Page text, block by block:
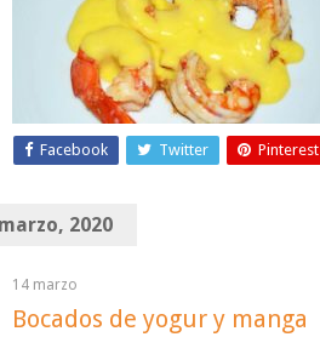
Facebook Twitter Pinterest
marzo, 2020
14 marzo
Bocados de yogur y manga